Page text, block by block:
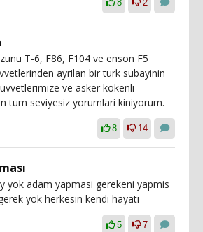
8 2
T-6, F86, F104 ve enson F5
ayrilan bir turk subayinin
ve asker kokenli
tum seviyesiz yorumlari kiniyorum.
8 14
yok adam yapmasi gerekeni yapmis
yok herkesin kendi hayati
5 7